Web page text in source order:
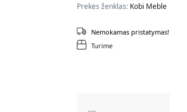
Prekės ženklas: Kobi Meble
Turime
Nemokamas pristatymas!